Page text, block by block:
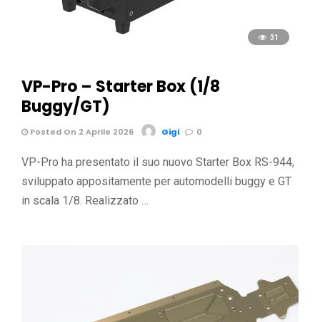
31
VP-Pro – Starter Box (1/8
Buggy/GT)
Posted On 2 Aprile 2026 Gigi 0
VP-Pro ha presentato il suo nuovo Starter Box RS-944,
sviluppato appositamente per automodelli buggy e GT
in scala 1/8. Realizzato …